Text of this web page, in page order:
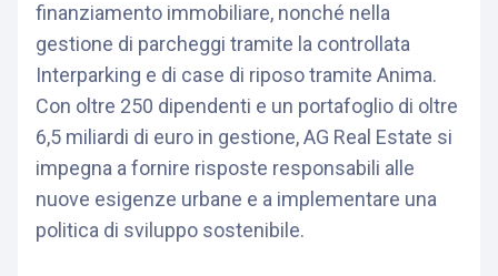
finanziamento immobiliare, nonché nella
gestione di parcheggi tramite la controllata
Interparking e di case di riposo tramite Anima.
Con oltre 250 dipendenti e un portafoglio di oltre
6,5 miliardi di euro in gestione, AG Real Estate si
impegna a fornire risposte responsabili alle
nuove esigenze urbane e a implementare una
politica di sviluppo sostenibile.